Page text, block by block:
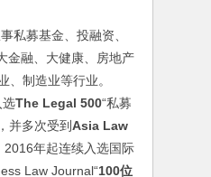
募基金、投融资、
金融、大健康、房地产
、制造业等行业。
The Legal 500“私募
并多次受到Asia Law
2016年起连续入选国际
Law Journal“100位